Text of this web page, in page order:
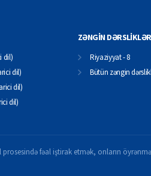
dil)
dil)
dil)
dil)
ZƏNGİN DƏRSLİKLƏR
Riyaziyyat - 8
Bütün zəngin
fəal iştirak etmək, onların